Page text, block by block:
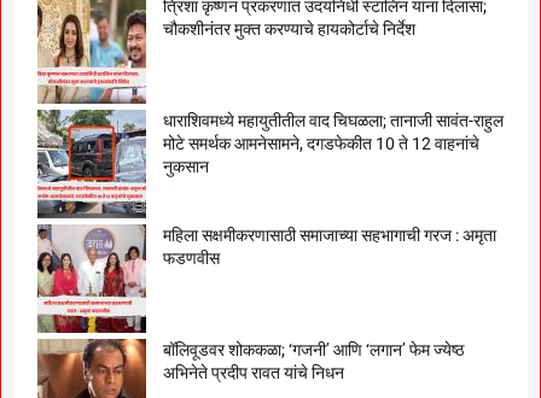
त्रिशा कृष्णन प्रकरणात उदयनिधी स्टालिन यांना दिलासा;
चौकशीनंतर मुक्त करण्याचे हायकोर्टाचे निर्देश
धाराशिवमध्ये महायुतीतील वाद चिघळला; तानाजी सावंत-राहुल
मोटे समर्थक आमनेसामने, दगडफेकीत 10 ते 12 वाहनांचे
नुकसान
महिला सक्षमीकरणासाठी समाजाच्या सहभागाची गरज : अमृता
फडणवीस
बॉलिवूडवर शोककळा; ‘गजनी’ आणि ‘लगान’ फेम ज्येष्ठ
अभिनेते प्रदीप रावत यांचे निधन